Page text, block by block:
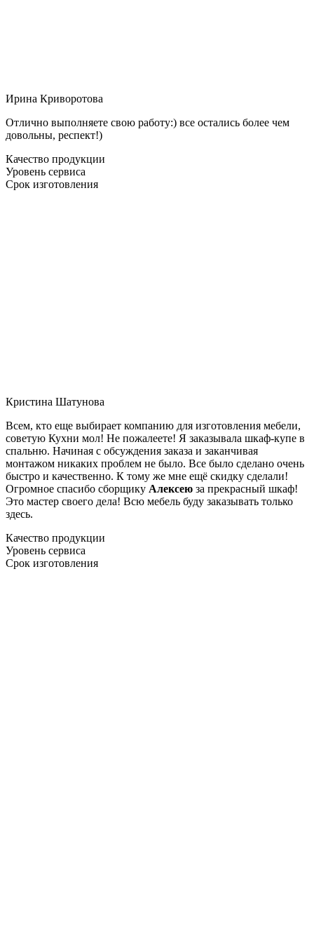
Ирина Криворотова
Отлично выполняете свою работу:) все остались более чем
довольны, респект!)
Качество продукции
Уровень сервиса
Срок изготовления
Кристина Шатунова
Всем, кто еще выбирает компанию для изготовления мебели,
советую Кухни мол! Не пожалеете! Я заказывала шкаф-купе в
спальню. Начиная с обсуждения заказа и заканчивая
монтажом никаких проблем не было. Все было сделано очень
быстро и качественно. К тому же мне ещё скидку сделали!
Огромное спасибо сборщику Алексею за прекрасный шкаф!
Это мастер своего дела! Всю мебель буду заказывать только
здесь.
Качество продукции
Уровень сервиса
Срок изготовления